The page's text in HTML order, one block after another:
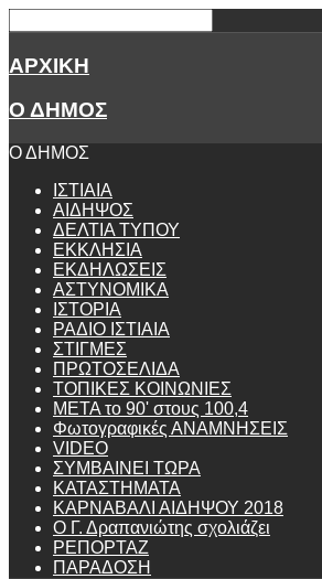
ΑΡΧΙΚΗ
Ο ΔΗΜΟΣ
Ο ΔΗΜΟΣ
ΙΣΤΙΑΙΑ
ΑΙΔΗΨΟΣ
ΔΕΛΤΙΑ ΤΥΠΟΥ
ΕΚΚΛΗΣΙΑ
ΕΚΔΗΛΩΣΕΙΣ
ΑΣΤΥΝΟΜΙΚΑ
ΙΣΤΟΡΙΑ
ΡΑΔΙΟ ΙΣΤΙΑΙΑ
ΣΤΙΓΜΕΣ
ΠΡΩΤΟΣΕΛΙΔΑ
ΤΟΠΙΚΕΣ ΚΟΙΝΩΝΙΕΣ
ΜΕΤΑ το 90' στους 100,4
Φωτογραφικές ΑΝΑΜΝΗΣΕΙΣ
VIDEO
ΣΥΜΒΑΙΝΕΙ ΤΩΡΑ
ΚΑΤΑΣΤΗΜΑΤΑ
ΚΑΡΝΑΒΑΛΙ ΑΙΔΗΨΟΥ 2018
Ο Γ. Δραπανιώτης σχολιάζει
ΡΕΠΟΡΤΑΖ
ΠΑΡΑΔΟΣΗ